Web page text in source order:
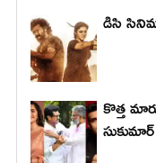
డిసి
కొత్త